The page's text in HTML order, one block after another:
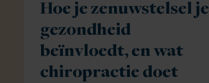
Hoe je zenuwstelsel je
gezondheid
beïnvloedt, en wat
chiropractie doet